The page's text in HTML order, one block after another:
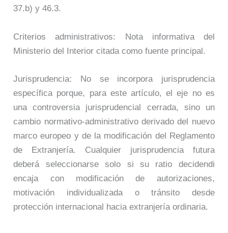
37.b) y 46.3.
Criterios administrativos: Nota informativa del
Ministerio del Interior citada como fuente principal.
Jurisprudencia: No se incorpora jurisprudencia
específica porque, para este artículo, el eje no es
una controversia jurisprudencial cerrada, sino un
cambio normativo-administrativo derivado del nuevo
marco europeo y de la modificación del Reglamento
de Extranjería. Cualquier jurisprudencia futura
deberá seleccionarse solo si su ratio decidendi
encaja con modificación de autorizaciones,
motivación individualizada o tránsito desde
protección internacional hacia extranjería ordinaria.